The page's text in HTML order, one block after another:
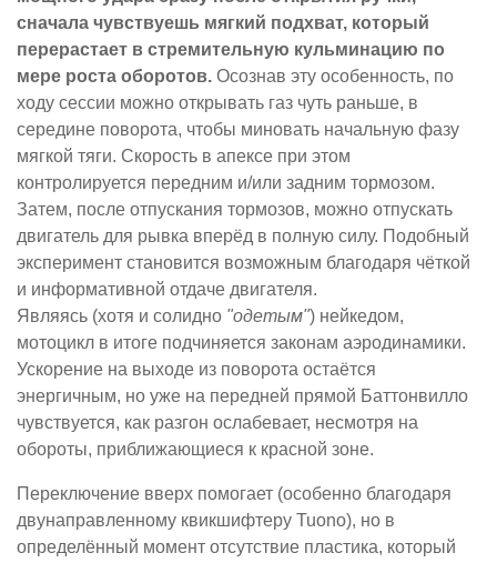
сначала чувствуешь мягкий подхват, который
перерастает в стремительную кульминацию по
мере роста оборотов. Осознав эту особенность, по
ходу сессии можно открывать газ чуть раньше, в
середине поворота, чтобы миновать начальную фазу
мягкой тяги. Скорость в апексе при этом
контролируется передним и/или задним тормозом.
Затем, после отпускания тормозов, можно отпускать
двигатель для рывка вперёд в полную силу. Подобный
эксперимент становится возможным благодаря чёткой
и информативной отдаче двигателя.
Являясь (хотя и солидно "одетым") нейкедом,
мотоцикл в итоге подчиняется законам аэродинамики.
Ускорение на выходе из поворота остаётся
энергичным, но уже на передней прямой Баттонвилло
чувствуется, как разгон ослабевает, несмотря на
обороты, приближающиеся к красной зоне.
Переключение вверх помогает (особенно благодаря
двунаправленному квикшифтеру Tuono), но в
определённый момент отсутствие пластика, который